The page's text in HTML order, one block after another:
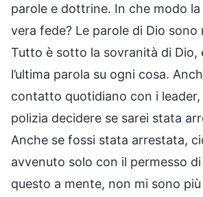
parole e dottrine. In che modo la
vera fede? Le parole di Dio sono
Tutto è sotto la sovranità di Dio,
l’ultima parola su ogni cosa.
contatto quotidiano con i leader,
polizia decidere se sarei stata
Anche se fossi stata arrestata,
avvenuto solo con il permesso
questo a mente, non mi sono